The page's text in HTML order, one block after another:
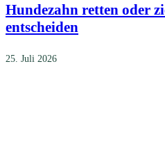
Hundezahn retten oder
entscheiden
25. Juli 2026